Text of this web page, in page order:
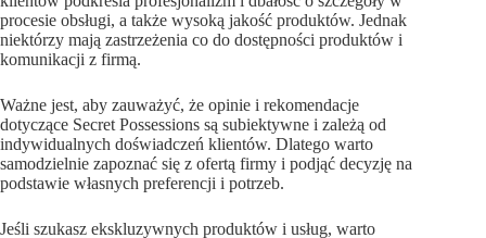
procesie obsługi, a także wysoką jakość produktów. Jednak
niektórzy mają zastrzeżenia co do dostępności produktów i
komunikacji z firmą.
Ważne jest, aby zauważyć, że opinie i rekomendacje
dotyczące Secret Possessions są subiektywne i zależą od
indywidualnych doświadczeń klientów. Dlatego warto
samodzielnie zapoznać się z ofertą firmy i podjąć decyzję na
podstawie własnych preferencji i potrzeb.
Jeśli szukasz ekskluzywnych produktów i usług, warto